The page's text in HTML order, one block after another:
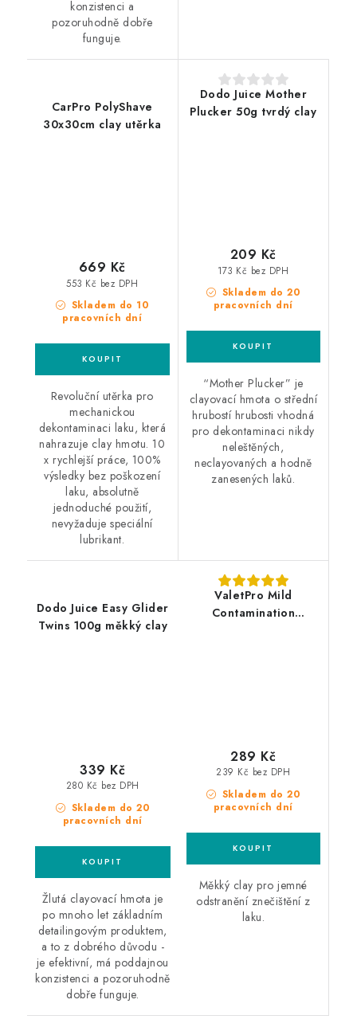
konzistenci a
pozoruhodně dobře
funguje.
CarPro PolyShave
30x30cm clay utěrka
Skladem do 10
pracovních dní
553 Kč bez DPH
669 Kč
Revoluční utěrka pro
mechanickou
dekontaminaci laku, která
nahrazuje clay hmotu. 10
x rychlejší práce, 100%
výsledky bez poškození
laku, absolutně
jednoduché použití,
nevyžaduje speciální
lubrikant.
Dodo Juice Mother
Plucker 50g tvrdý clay
Skladem do 20
pracovních dní
173 Kč bez DPH
209 Kč
“Mother Plucker” je
clayovací hmota o střední
hrubostí hrubosti vhodná
pro dekontaminaci nikdy
neleštěných,
neclayovaných a hodně
zanesených laků.
Dodo Juice Easy Glider
Twins 100g měkký clay
Skladem do 20
pracovních dní
280 Kč bez DPH
339 Kč
Žlutá clayovací hmota je
po mnoho let základním
detailingovým produktem,
a to z dobrého důvodu -
je efektivní, má poddajnou
konzistenci a pozoruhodně
dobře funguje.
ValetPro Mild
Contamination
Skladem do 20
pracovních dní
239 Kč bez DPH
289 Kč
Měkký clay pro jemné
odstranění znečištění z
laku.